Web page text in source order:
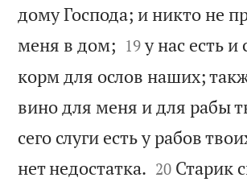
дому Господа; и никто не
меня в дом; 

19 у нас есть
корм для ослов наших;
вино для меня и для рабы
сего слуги есть у рабов
нет недостатка. 

20 Старик